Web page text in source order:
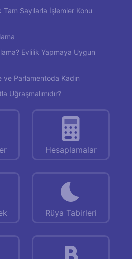
Tam Sayılarla İşlemler Konu
Evlilik Yapmaya Uygun
ve Parlamentoda Kadın
Uğraşmalımıdır?
Hesaplamalar
Rüya Tabirleri